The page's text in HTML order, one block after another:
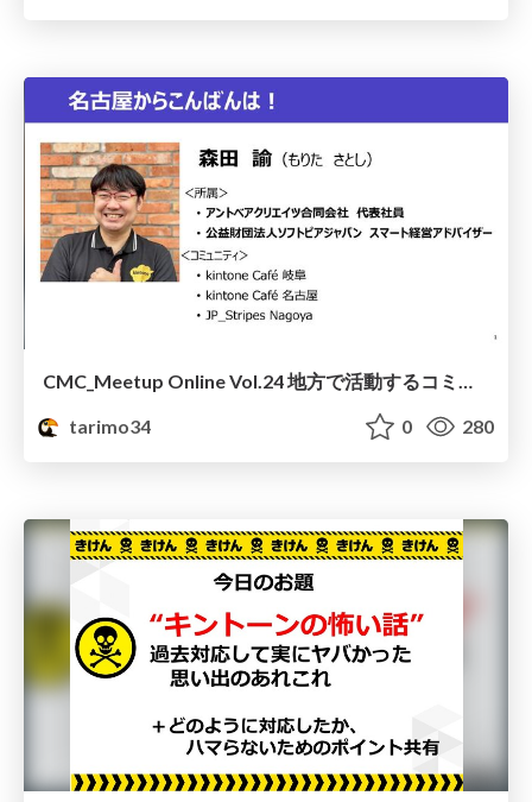
CMC_Meetup Online Vol.24 地方で活動するコミュニティリーダーに聞く！地方における持続可能なコミュニティ運営のイロハとは？登壇スライド
tarimo34
0 280